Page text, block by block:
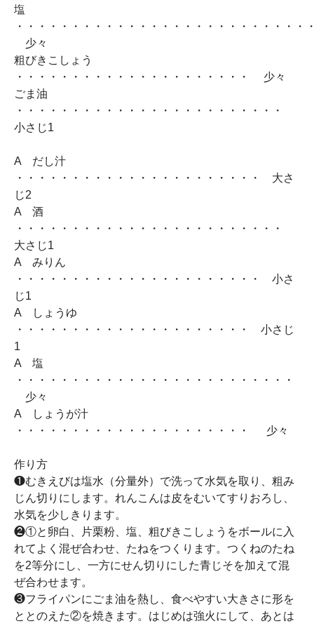
塩
・・・・・・・・・・・・・・・・・・・・・・・・・・
少々
粗びきこしょう
・・・・・・・・・・・・・・・・・・・・・ 少々
ごま油
・・・・・・・・・・・・・・・・・・・・・・・・
小さじ1
A だし汁
・・・・・・・・・・・・・・・・・・・・・・ 大さ
じ2
A 酒
・・・・・・・・・・・・・・・・・・・・・・・・
大さじ1
A みりん
・・・・・・・・・・・・・・・・・・・・・・ 小さ
じ1
A しょうゆ
・・・・・・・・・・・・・・・・・・・・・ 小さじ
1
A 塩
・・・・・・・・・・・・・・・・・・・・・・・・・
少々
A しょうが汁
・・・・・・・・・・・・・・・・・・・・・ 少々
作り方
❶むきえびは塩水（分量外）で洗って水気を取り、粗み
じん切りにします。れんこんは皮をむいてすりおろし、
水気を少しきります。
❷①と卵白、片栗粉、塩、粗びきこしょうをボールに入
れてよく混ぜ合わせ、たねをつくります。つくねのたね
を2等分にし、一方にせん切りにした青じそを加えて混
ぜ合わせます。
❸フライパンにごま油を熱し、食べやすい大きさに形を
ととのえた②を焼きます。はじめは強火にして、あとは